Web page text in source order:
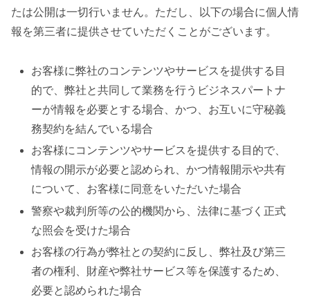
たは公開は一切行いません。ただし、以下の場合に個人情
報を第三者に提供させていただくことがございます。
お客様に弊社のコンテンツやサービスを提供する目
的で、弊社と共同して業務を行うビジネスパートナ
ーが情報を必要とする場合、かつ、お互いに守秘義
務契約を結んでいる場合
お客様にコンテンツやサービスを提供する目的で、
情報の開示が必要と認められ、かつ情報開示や共有
について、お客様に同意をいただいた場合
警察や裁判所等の公的機関から、法律に基づく正式
な照会を受けた場合
お客様の行為が弊社との契約に反し、弊社及び第三
者の権利、財産や弊社サービス等を保護するため、
必要と認められた場合